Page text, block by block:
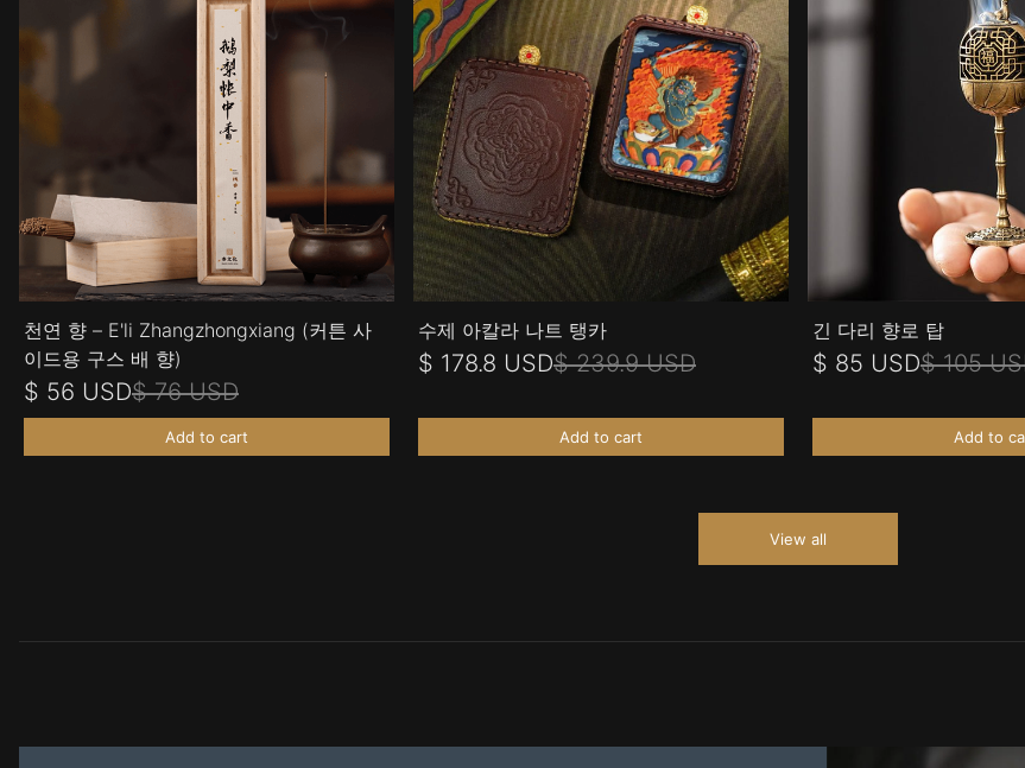
천연 향 – E'li Zhangzhongxiang (커튼 사
이드용 구스 배 향)
$ 56 USD$ 76 USD
Add to cart
수제 아칼라 나트 탱카
$ 178.8 USD$ 239.9 USD
Add to cart
긴 다리 향로 탑
$ 85 USD$ 105
Add to
View all